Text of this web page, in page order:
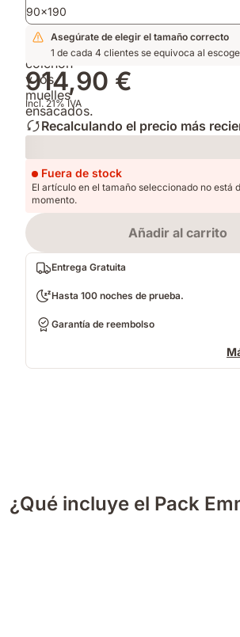
adaptarse
a
tu
postura.
Primavera
y
Otoño.
90x190
Asegúrate de elegir el tamaño correcto
1 de cada 4 clientes se equivoca al
914,90 €
Incl. 21% IVA
Recalculando el precio más
Loading
Fuera de stock
El artículo en el tamaño seleccionado no está
momento.
Añadir al carrito
Entrega Gratuita
Hasta 100 noches de prueba.
Garantía de reembolso
¿Qué incluye el Pack